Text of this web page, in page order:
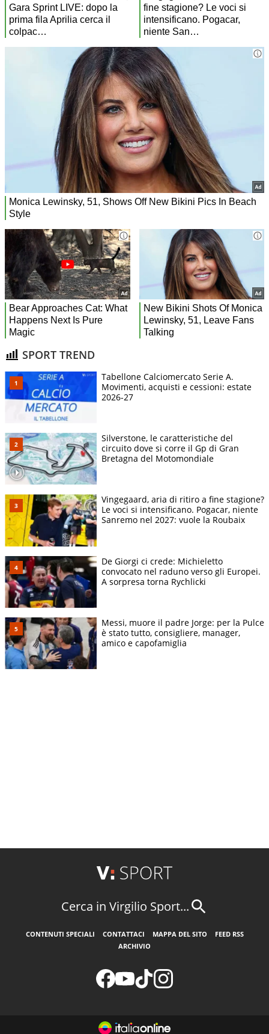
SPORT TREND
Tabellone Calciomercato Serie A.
Movimenti, acquisti e cessioni: estate
2026-27
Silverstone, le caratteristiche del
circuito dove si corre il Gp di Gran
Bretagna del Motomondiale
Vingegaard, aria di ritiro a fine stagione?
Le voci si intensificano. Pogacar, niente
Sanremo nel 2027: vuole la Roubaix
De Giorgi ci crede: Michieletto
convocato nel raduno verso gli Europei.
A sorpresa torna Rychlicki
Messi, muore il padre Jorge: per la Pulce
è stato tutto, consigliere, manager,
amico e capofamiglia
Cerca in Virgilio Sport...
CONTENUTI SPECIALI CONTATTACI MAPPA DEL SITO
FEED RSS
ARCHIVIO